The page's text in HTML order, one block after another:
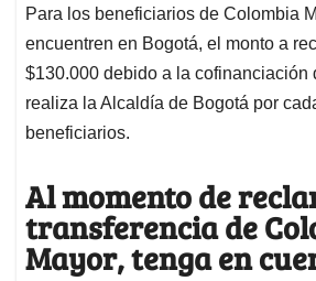
Para los beneficiarios de Colombia
encuentren en Bogotá, el monto a
$130.000 debido a la cofinanciación
realiza la Alcaldía de Bogotá por
beneficiarios.
Al momento de
transferencia de
Mayor, tenga en